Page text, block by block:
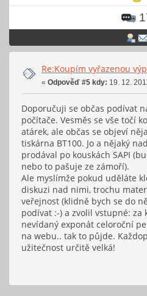
Re:Koupím vyřazenou
« Odpověď #5 kdy: 19. 12.
Doporučuji se občas podívat
počítače. Vesměs se vše točí
atárek, ale občas se objeví
tiskárna BT100. Jo a nějaký
prodával po kouskách SAPI
nebo to pašuje ze zámoří).
Ale myslímže pokud uděláte
diskuzi nad nimi, trochu
veřejnost (klidně bych se do
podívat :-) a zvolil vstupné: za
nevídaný exponát celoroční
na webu.. tak to půjde.
užitečnost určitě velká!